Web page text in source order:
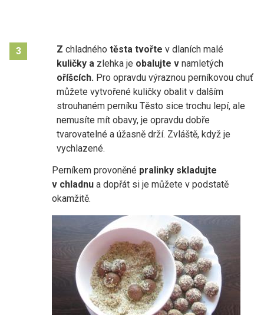
3 Z chladného těsta tvořte v dlaních malé
kuličky a zlehka je obalujte v namletých
oříšcích. Pro opravdu výraznou perníkovou chuť
můžete vytvořené kuličky obalit v dalším
strouhaném perníku Těsto sice trochu lepí, ale
nemusíte mít obavy, je opravdu dobře
tvarovatelné a úžasně drží. Zvláště, když je
vychlazené.
Perníkem provoněné pralinky skladujte
v chladnu a dopřát si je můžete v podstatě
okamžitě.